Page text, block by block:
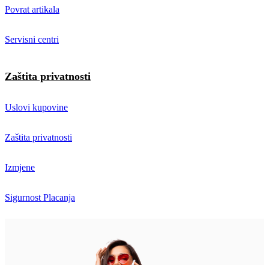
Povrat artikala
Servisni centri
Zaštita privatnosti
Uslovi kupovine
Zaštita privatnosti
Izmjene
Sigurnost Placanja